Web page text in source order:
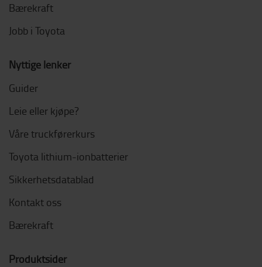
Bærekraft
Jobb i Toyota
Nyttige lenker
Guider
Leie eller kjøpe?
Våre truckførerkurs
Toyota lithium-ionbatterier
Sikkerhetsdatablad
Kontakt oss
Bærekraft
Produktsider